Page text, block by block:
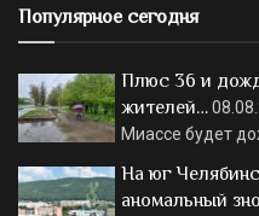
Популярное сегодня
Плюс 36 и
жителей…
Миассе будет
На юг
аномальный